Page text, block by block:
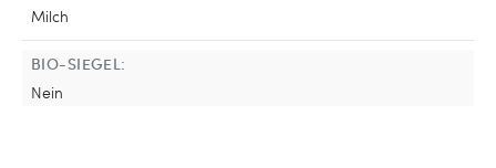
Milch
BIO-SIEGEL:
Nein